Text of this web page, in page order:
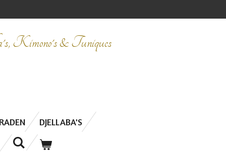
Kimono's & Tuniques
DJELLABA'S